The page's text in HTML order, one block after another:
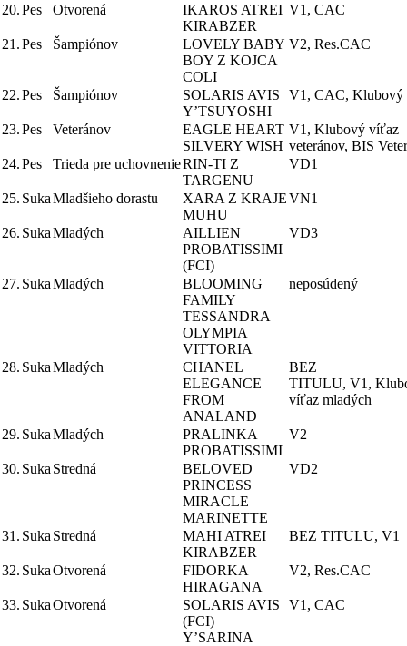
20.Pes Otvorená
IKAROS ATREI
KIRABZER
V1, CAC
21.Pes Šampiónov
LOVELY BABY
BOY Z KOJCA
COLI
V2, Res.CAC
22.Pes Šampiónov
SOLARIS AVIS
Y’TSUYOSHI
V1, CAC, Klubový
23.Pes Veteránov
EAGLE HEART
SILVERY WISH
V1, Klubový víťaz
veteránov, BIS
24.Pes Trieda pre uchovnenieRIN-TI Z
TARGENU
VD1
25. SukaMladšieho dorastu
XARA Z KRAJE
MUHU
VN1
26. SukaMladých
AILLIEN
PROBATISSIMI
(FCI)
VD3
27. SukaMladých
BLOOMING
FAMILY
TESSANDRA
OLYMPIA
VITTORIA
neposúdený
28. SukaMladých
CHANEL
ELEGANCE
FROM
ANALAND
BEZ
TITULU, V1,
víťaz mladých
29. SukaMladých
PRALINKA
PROBATISSIMI
V2
30. Suka Stredná
BELOVED
PRINCESS
MIRACLE
MARINETTE
VD2
31. Suka Stredná
MAHI ATREI
KIRABZER
BEZ TITULU, V1
32. SukaOtvorená
FIDORKA
HIRAGANA
V2, Res.CAC
33. SukaOtvorená
SOLARIS AVIS
(FCI)
Y’SARINA
V1, CAC